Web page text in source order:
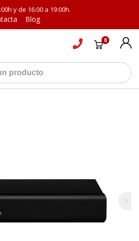
y de 16:00 a 19:00h.
Blog
0